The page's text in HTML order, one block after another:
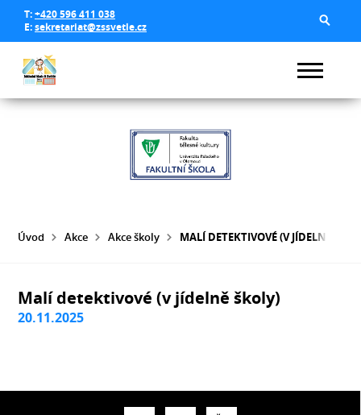
T:+420 596 411 038
E:sekretariat@zssvetle.cz
Úvod Akce Akce školy MALÍ DETEKTIVOVÉ (V JÍDELNĚ
Malí detektivové (v jídelně školy)
20.11.2025